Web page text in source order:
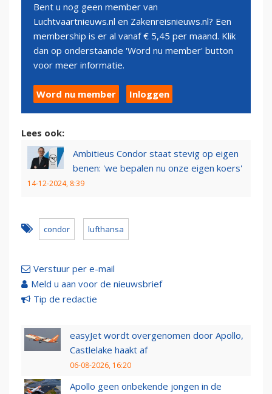
Bent u nog geen member van
Luchtvaartnieuws.nl en Zakenreisnieuws.nl? Een
membership is er al vanaf € 5,45 per maand. Klik
dan op onderstaande 'Word nu member' button
voor meer informatie.
Word nu member Inloggen
Lees ook:
Ambitieus Condor staat stevig op eigen
benen: 'we bepalen nu onze eigen koers'
14-12-2024, 8:39
condor lufthansa
Verstuur per e-mail
Meld u aan voor de nieuwsbrief
Tip de redactie
easyJet wordt overgenomen door Apollo,
Castlelake haakt af
06-08-2026, 16:20
Apollo geen onbekende jongen in de